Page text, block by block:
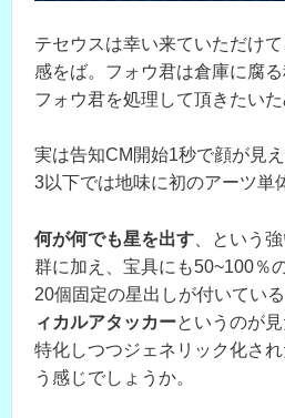
テセウスは幸い来ていただけ
感をば。フォウ君は倉庫に腐
フォウ君を処理して頂きたいた
実は告知CM開始1秒で顔が見
3以下では地味に初のアーツ単
何が何でも星を出す 、という
群に加え、宝具にも50~100％
20個固定の星出しが付いている
ィカルアタッカーというのが
特化しつつジェネリック化さ
う感じでしょうか。